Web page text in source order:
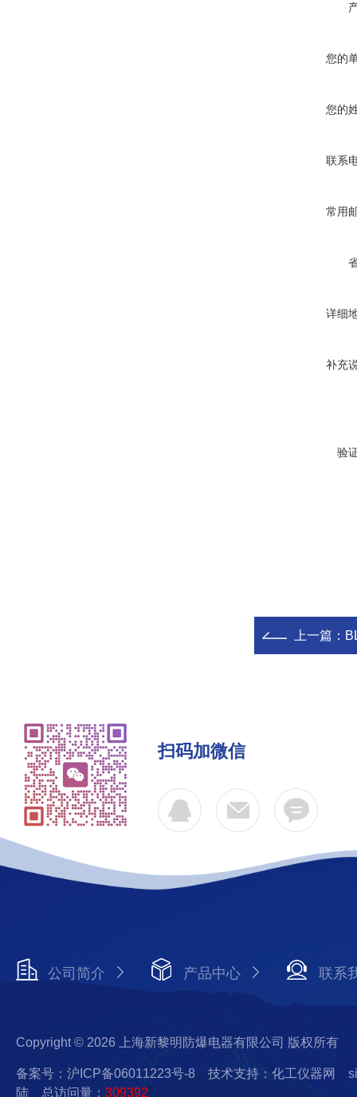
您的
您的
联系
常用
详细
补充
验
上一篇：
扫码加微信
公司简介 产品中心 联系
Copyright © 2026 上海新黎明防爆电器有限公司 版权所有
备案号：沪ICP备06011223号-8 技术支持：化工仪器网
陆 总访问量： 309392